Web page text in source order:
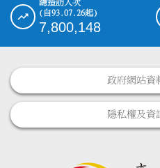
總造訪人次
(自93.07.26起)
7,800,148
政府網站資
隱私權及資